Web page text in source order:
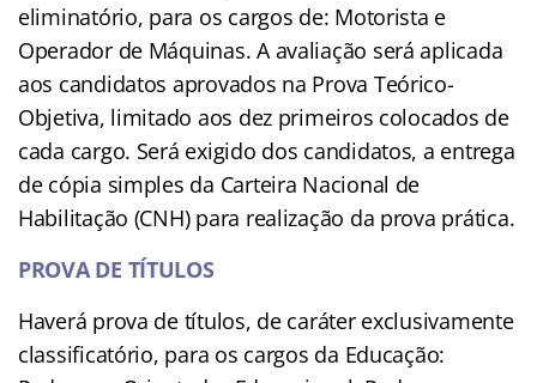
eliminatório, para os cargos de: Motorista e
Operador de Máquinas. A avaliação será aplicada
aos candidatos aprovados na Prova Teórico-
Objetiva, limitado aos dez primeiros colocados de
cada cargo. Será exigido dos candidatos, a entrega
de cópia simples da Carteira Nacional de
Habilitação (CNH) para realização da prova prática.
PROVA DE TÍTULOS
Haverá prova de títulos, de caráter exclusivamente
classificatório, para os cargos da Educação: